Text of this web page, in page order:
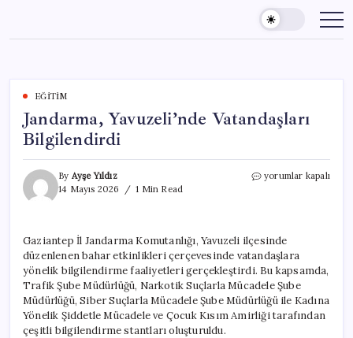
content
EĞITIM
Jandarma, Yavuzeli’nde Vatandaşları
Bilgilendirdi
By Ayşe Yıldız
14 Mayıs 2026
1 Min Read
Jandarma,
yorumlar kapalı
Gaziantep İl Jandarma Komutanlığı, Yavuzeli ilçesinde
düzenlenen bahar etkinlikleri çerçevesinde vatandaşlara
yönelik bilgilendirme faaliyetleri gerçekleştirdi. Bu kapsamda,
Trafik Şube Müdürlüğü, Narkotik Suçlarla Mücadele Şube
Müdürlüğü, Siber Suçlarla Mücadele Şube Müdürlüğü ile Kadına
Yönelik Şiddetle Mücadele ve Çocuk Kısım Amirliği tarafından
çeşitli bilgilendirme stantları oluşturuldu.